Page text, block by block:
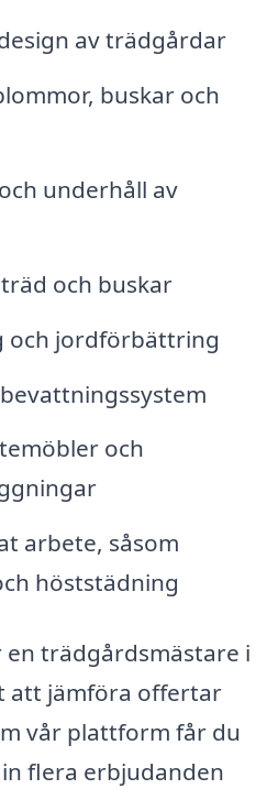
av trädgårdar
buskar och
underhåll av
och buskar
och jordförbättring
och
arbete, såsom
höststädning
trädgårdsmästare i
att jämföra offertar
vår plattform får du
flera erbjudanden